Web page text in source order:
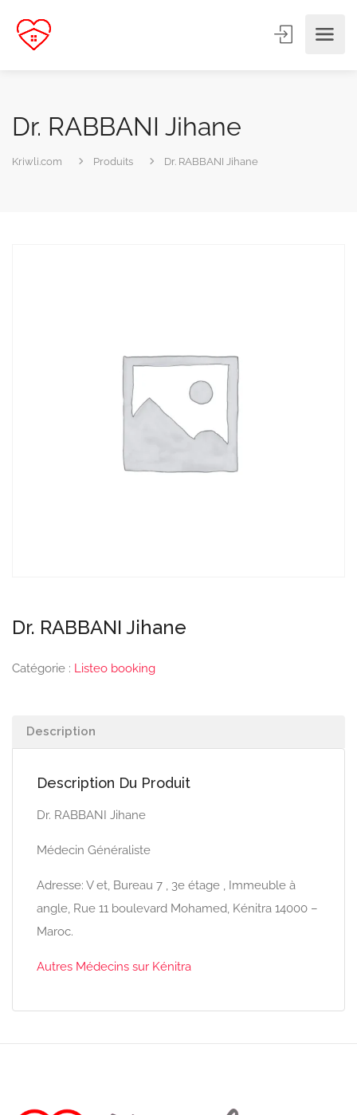
Dr. RABBANI Jihane
Kriwli.com Produits Dr. RABBANI Jihane
Dr. RABBANI Jihane
Catégorie : Listeo booking
Description
Description Du Produit
Dr. RABBANI Jihane
Médecin Généraliste
Adresse: V et, Bureau 7 , 3e étage , Immeuble à
angle, Rue 11 boulevard Mohamed, Kénitra 14000 –
Maroc.
Autres Médecins sur Kénitra